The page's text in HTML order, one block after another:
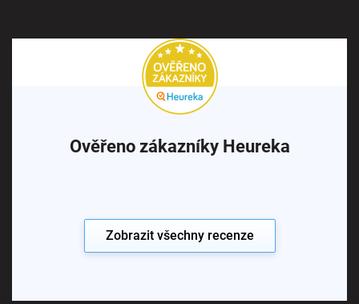
Ověřeno zákazníky Heureka
Zobrazit všechny recenze